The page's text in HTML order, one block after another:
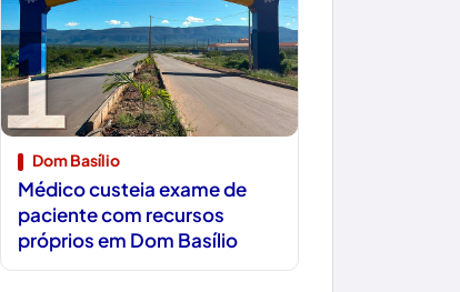
1
Dom Basílio
Médico custeia exame de
paciente com recursos
próprios em Dom Basílio